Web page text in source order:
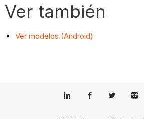
Ver también
Ver modelos (Android)